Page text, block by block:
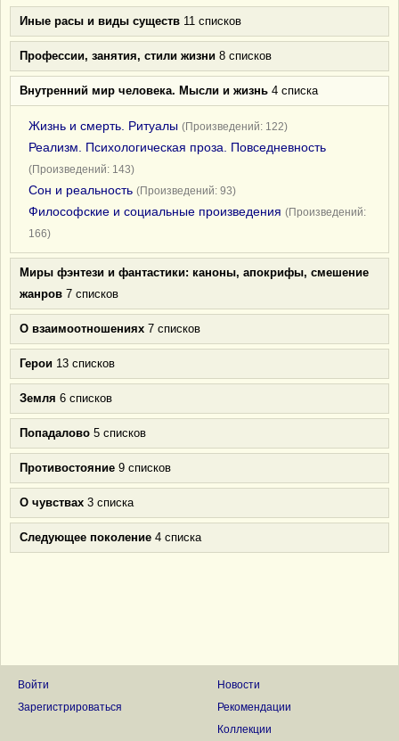
Иные расы и виды существ 11 списков
Профессии, занятия, стили жизни 8 списков
Внутренний мир человека. Мысли и жизнь 4 списка
Жизнь и смерть. Ритуалы (Произведений: 122)
Реализм. Психологическая проза. Повседневность
(Произведений: 143)
Сон и реальность (Произведений: 93)
Философские и социальные произведения (Произведений:
166)
Миры фэнтези и фантастики: каноны, апокрифы, смешение
жанров 7 списков
О взаимоотношениях 7 списков
Герои 13 списков
Земля 6 списков
Попадалово 5 списков
Противостояние 9 списков
О чувствах 3 списка
Следующее поколение 4 списка
Войти
Зарегистрироваться
Новости
Рекомендации
Коллекции